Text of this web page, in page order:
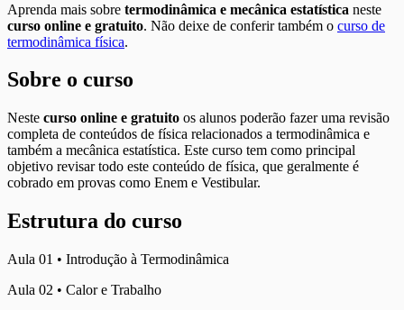
Aprenda mais sobre termodinâmica e mecânica estatística neste
curso online e gratuito. Não deixe de conferir também o curso de
termodinâmica física.
Sobre o curso
Neste curso online e gratuito os alunos poderão fazer uma revisão
completa de conteúdos de física relacionados a termodinâmica e
também a mecânica estatística. Este curso tem como principal
objetivo revisar todo este conteúdo de física, que geralmente é
cobrado em provas como Enem e Vestibular.
Estrutura do curso
Aula 01 • Introdução à Termodinâmica
Aula 02 • Calor e Trabalho